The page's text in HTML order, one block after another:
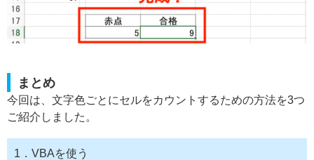
まとめ
今回は、文字色ごとにセルをカウントするための方法を3つ
ご紹介しました。
1．VBAを使う